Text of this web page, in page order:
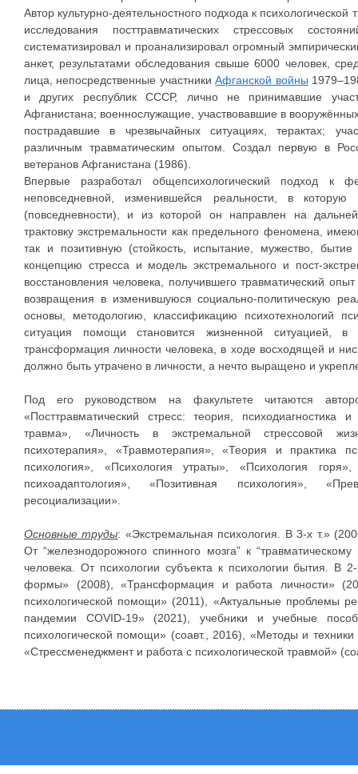
Автор культурно-деятельностного подхода к
исследования посттравматических стрессовых
систематизировал и проанализировал огромный
анкет, результатами обследования свыше 6000 человек,
лица, непосредственные участникиАфганской войны
и других республик СССР, лично не принимавшие
Афганистана; военнослужащие, участвовавшие в
пострадавшие в чрезвычайных ситуациях, терактах;
различным травматическим опытом. Создал первую в
ветеранов Афганистана (1986).
Впервые разработал общепсихологический подход к
неповседневной, изменившейся реальности, в
(повседневности), и из которой он направлен на
трактовку экстремальности как предельного феномена,
так и позитивную (стойкость, испытание, мужество,
концепцию стресса и модель экстремального и пост-
восстановления человека, получившего травматический
возвращения в изменившуюся социально-политическую
основы, методологию, классификацию психотехнологий
ситуация помощи становится жизненной ситуацией, в
трансформация личности человека, в ходе восходящей и
должно быть утрачено в личности, а нечто выращено и
Под его руководством на факультете читаются
«Посттравматический стресс: теория, психодиагностика
травма», «Личность в экстремальной стрессовой
психотерапия», «Травмотерапия», «Теория и практика
психология», «Психология утраты», «Психология горя»,
психоадаптология», «Позитивная психология»,
ресоциализации».
Основные труды: «Экстремальная психология. В 3-х т.»
От “железнодорожного спинного мозга” к
человека. От психологии субъекта к психологии бытия. В
формы» (2008), «Трансформация и работа личности»
психологической помощи» (2011), «Актуальные проблемы
пандемии COVID-19» (2021), учебники и учебные
психологической помощи» (соавт., 2016), «Методы и техники
«Стрессменеджмент и работа с психологической травмой»